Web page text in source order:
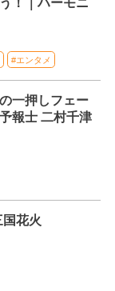
！｜ハーモニ
#エンタメ
一押しフェー
報士 二村千津
国花火